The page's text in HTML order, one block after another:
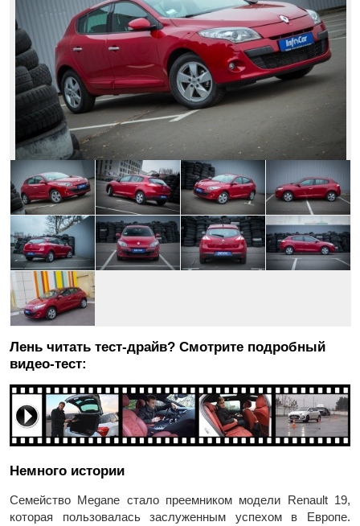
Лень читать тест-драйв? Смотрите подробный
видео-тест:
Немного истории
Семейство Megane стало преемником модели Renault 19,
которая пользовалась заслуженным успехом в Европе.